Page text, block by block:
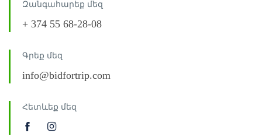
Զանգահարեք մեզ
+ 374 55 68-28-08
Գրեք մեզ
info@bidfortrip.com
Հետևեք մեզ